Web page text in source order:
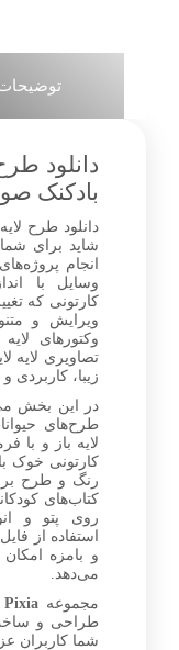
دانلود
بادکنک
دانلود طرح
شاید برای
انجام
وسایل با
کارتونی که
ویرایش و
وکتورهای
زیبا، کاربردی
در این بخش
طرح‌های
کارتونی خوک
رنگ و طرح
کتاب‌های
روی پتو و
استفاده از
و بامزه
می‌دهد.
مجموعه Pixia
طراحی و
شما کاربران